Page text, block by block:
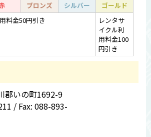
ブロンズ シルバー
ゴールド
料金50円引き
レンタサ
イクル利
用料金100
円引き
郡いの町1692-9
/ Fax: 088-893-